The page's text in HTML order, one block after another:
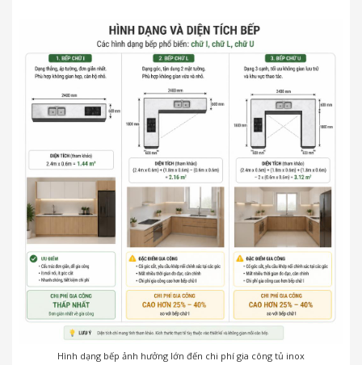
Hình dạng bếp ảnh hưởng lớn đến chi phí gia công tủ inox